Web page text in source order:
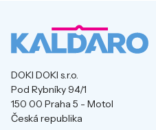
DOKI DOKI s.r.o.
Pod Rybníky 94/1
150 00 Praha 5 - Motol
Česká republika